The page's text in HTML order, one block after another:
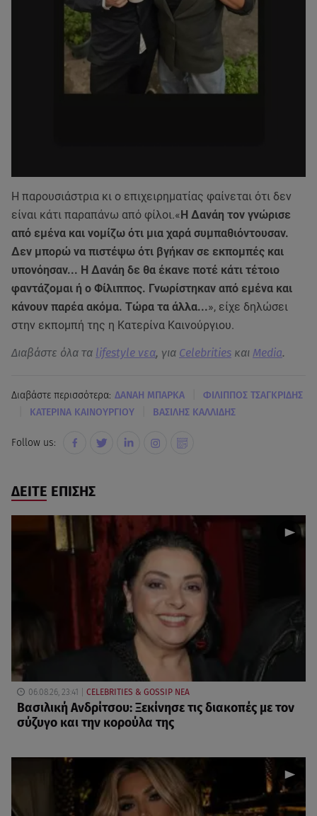
Η παρουσιάστρια κι ο επιχειρηματίας φαίνεται ότι δεν
είναι κάτι παραπάνω από φίλοι.« Η Δανάη τον γνώρισε
από εμένα και νομίζω ότι μια χαρά συμπαθιόντουσαν.
Δεν μπορώ να πιστέψω ότι βγήκαν σε εκπομπές και
υπονόησαν... Η Δανάη δε θα έκανε ποτέ κάτι τέτοιο
φαντάζομαι ή ο Φίλιππος. Γνωρίστηκαν από εμένα και
κάνουν παρέα ακόμα. Τώρα τα άλλα...», είχε δηλώσει
στην εκπομπή της η Κατερίνα Καινούργιου.
Διαβάστε όλα τα lifestyle νεα, για Celebrities και Media.
Διαβάστε περισσότερα: ΔΑΝΑΗ ΜΠΑΡΚΑ ΦΙΛΙΠΠΟΣ ΤΣΑΓΚΡΙΔΗΣ
KΑΤΕΡΙΝΑ ΚΑΙΝΟΥΡΓΙΟΥ ΒΑΣΙΛΗΣ ΚΑΛΛΙΔΗΣ
Follow us:
ΔΕΙΤΕ ΕΠΙΣΗΣ
06.08.26, 23:41 CELEBRITIES & GOSSIP ΝΕΑ
Βασιλική Ανδρίτσου: Ξεκίνησε τις διακοπές με τον
σύζυγο και την κορούλα της